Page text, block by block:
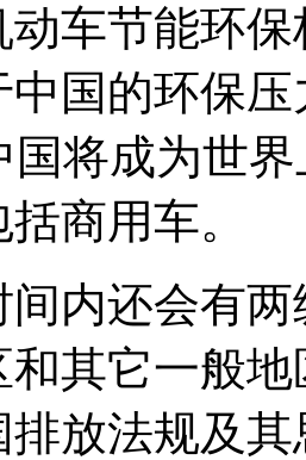
动车节能环
国的环保
国将成为世
商用车。
间内还会有
其它一般
放法规及